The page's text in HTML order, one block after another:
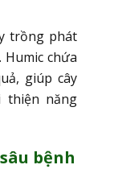
trồng phát
chứa
giúp cây
thiện năng
bệnh